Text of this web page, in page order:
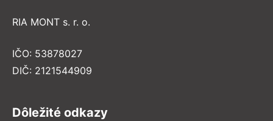
RIA MONT s. r. o.
IČO: 53878027
DIČ: 2121544909
Dôležité odkazy